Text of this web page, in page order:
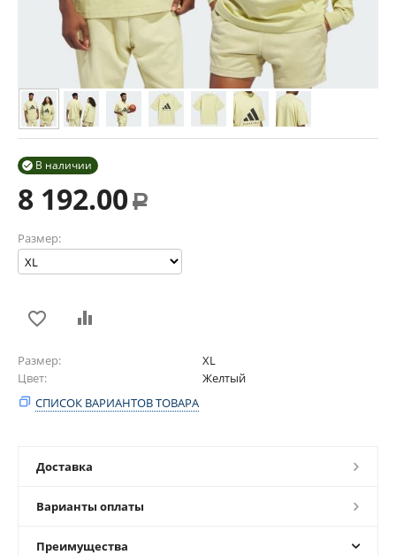
В наличии

8 192.00 Р
Размер:
Размер
XL
Цвет
Желтый
СПИСОК ВАРИАНТОВ ТОВАРА
Доставка
Варианты оплаты
Преимущества